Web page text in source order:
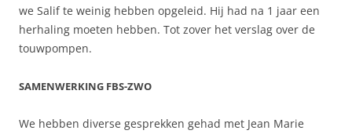
we Salif te weinig hebben opgeleid. Hij had na 1 jaar een
herhaling moeten hebben. Tot zover het verslag over de
touwpompen.
SAMENWERKING FBS-ZWO
We hebben diverse gesprekken gehad met Jean Marie